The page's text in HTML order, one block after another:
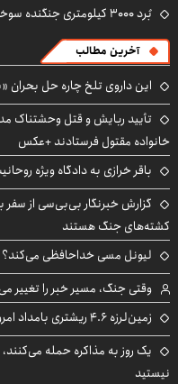
بُرد ۳۰۰۰ کیلومتری جنگنده سوخو-۳۰ با مخزن سوخت ۹.۶ تُنی
آخرین مطالب
این داروی تلخ چاره حل بحران
تأیید ربایش و قتل وحشتناک
خانواده مقتول فرستادند +عکس
باقر خرازی به دادگاه ویژه
گزارش خبرنگار بی‌بی‌سی از سفر
کشته‌های جنگ هستند
لیونل مسی خداحافظی می‌کند؟
وقتی جنگ، مسیر خبر را تغییر
زمین‌لرزه ۴.۶ ریشتری بامداد امروز گلباف کرمان را لرزاند
یک روز به مذاکره حمله
نیستید